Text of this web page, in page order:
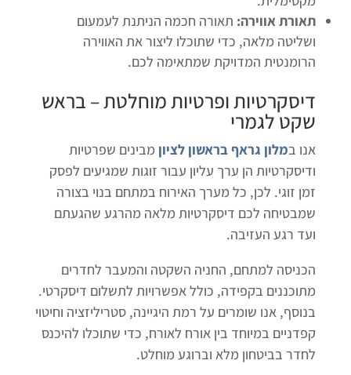
תאורת אווירה: תאורה חכמה הניתנת לעמעום
ושליטה מלאה, כדי שתוכלו ליצור את האווירה
הרומנטית המדויקת שמתאימה לכם.
דיסקרטיות ופרטיות מוחלטת – בראש
שקט לגמרי
אנו במלון גראף בראשון לציון מבינים שפרטיות
ודיסקרטיות הן ערך עליון עבור זוגות שמגיעים לפסק
זמן זוגי. לכן, כל מערך האירוח במתחם בנוי בצורה
שמבטיחה לכם דיסקרטיות מלאה מהרגע שהגעתם
ועד רגע העזיבה.
הכניסה למתחם, החניה השקטה והמעבר לחדרים
מתוכננים בקפידה, כולל אפשרויות לתשלום דיסקרטי.
בנוסף, אנו שומרים על רמת היגיינה, סטריליזציה וחיטוי
קפדניים במיוחד בין אורח לאורח, כדי שתוכלו להיכנס
לחדר בביטחון מלא וברוגע מוחלט.